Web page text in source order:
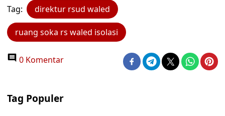
Tag: direktur rsud waled
ruang soka rs waled isolasi
0 Komentar
Tag Populer